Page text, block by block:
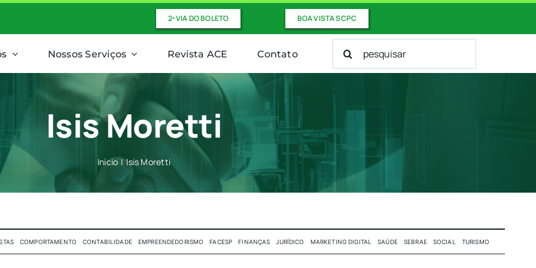
2ª VIA DO BOLETO BOA VISTA SCPC
Nossos Serviços Revista ACE Contato
Buscar
resultados
Isis Moretti
Início Isis Moretti
COMPORTAMENTO CONTABILIDADE EMPREENDEDORISMO FACESP FINANÇAS JURÍDICO MARKETING DIGITAL SAÚDE SEBRAE SOCIAL TURISMO